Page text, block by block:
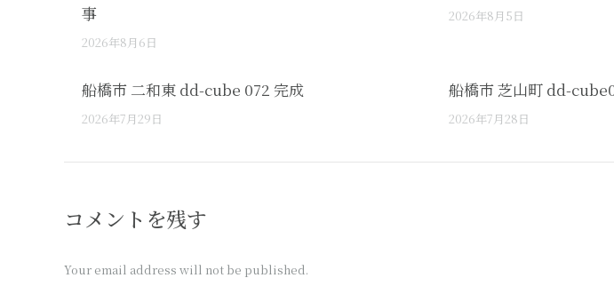
事
2026年8月6日
2026年8月5日
船橋市 二和東 dd-cube 072 完成
2026年7月29日
船橋市 芝山町 dd-
2026年7月28日
コメントを残す
Your email address will not be published.